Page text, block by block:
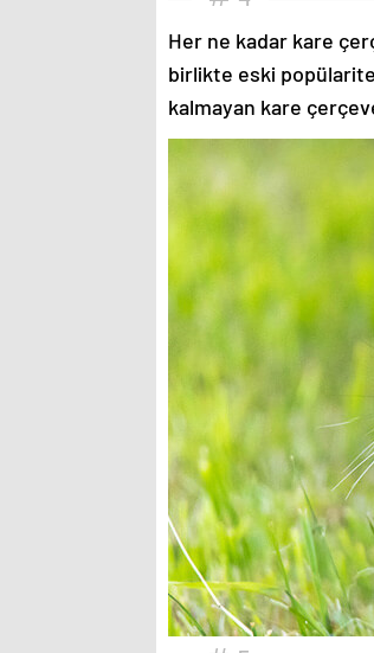
Her ne kadar kare
birlikte eski
kalmayan kare